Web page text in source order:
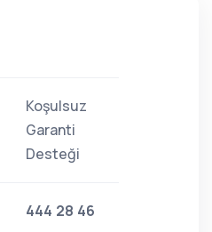
Koşulsuz
Garanti
Desteği
444 28 46